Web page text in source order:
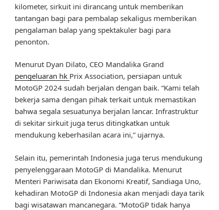
kilometer, sirkuit ini dirancang untuk memberikan
tantangan bagi para pembalap sekaligus memberikan
pengalaman balap yang spektakuler bagi para
penonton.
Menurut Dyan Dilato, CEO Mandalika Grand
pengeluaran hk Prix Association, persiapan untuk
MotoGP 2024 sudah berjalan dengan baik. “Kami telah
bekerja sama dengan pihak terkait untuk memastikan
bahwa segala sesuatunya berjalan lancar. Infrastruktur
di sekitar sirkuit juga terus ditingkatkan untuk
mendukung keberhasilan acara ini,” ujarnya.
Selain itu, pemerintah Indonesia juga terus mendukung
penyelenggaraan MotoGP di Mandalika. Menurut
Menteri Pariwisata dan Ekonomi Kreatif, Sandiaga Uno,
kehadiran MotoGP di Indonesia akan menjadi daya tarik
bagi wisatawan mancanegara. “MotoGP tidak hanya